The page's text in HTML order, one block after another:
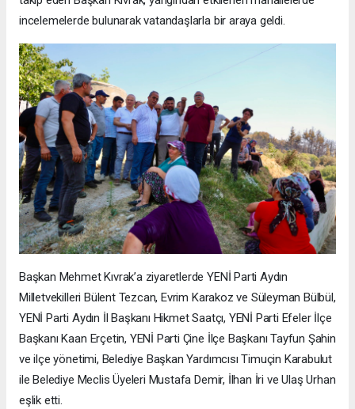
incelemelerde bulunarak vatandaşlarla bir araya geldi.
Başkan Mehmet Kıvrak’a ziyaretlerde YENİ Parti Aydın
Milletvekilleri Bülent Tezcan, Evrim Karakoz ve Süleyman Bülbül,
YENİ Parti Aydın İl Başkanı Hikmet Saatçı, YENİ Parti Efeler İlçe
Başkanı Kaan Erçetin, YENİ Parti Çine İlçe Başkanı Tayfun Şahin
ve ilçe yönetimi, Belediye Başkan Yardımcısı Timuçin Karabulut
ile Belediye Meclis Üyeleri Mustafa Demir, İlhan İri ve Ulaş Urhan
eşlik etti.